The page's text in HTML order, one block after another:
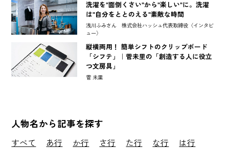
洗濯を"面倒くさい"から"楽しい"に。洗濯
は"自分をととのえる"素敵な時間
浅川ふみさん 株式会社ハッシュ代表取締役〈インタビ
ュー〉
縦横両用！ 簡単シフトのクリップボード
「シフテ」｜菅未里の「創造する人に役立
つ文房具」
菅 未里
人物名から記事を探す
すべて あ行 か行 さ行 た行 な行
は行